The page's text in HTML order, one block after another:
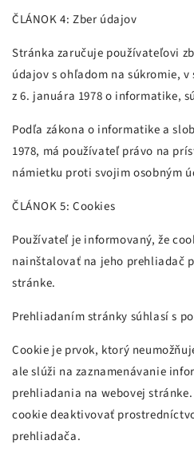
ČLÁNOK 4: Zber údajov
Stránka zaručuje používateľovi
údajov s ohľadom na súkromie, v
z 6. januára 1978 o informatike,
Podľa zákona o informatike a
1978, má používateľ právo na
námietku proti svojim osobným
ČLÁNOK 5: Cookies
Používateľ je informovaný, že
nainštalovať na jeho prehliadač
stránke.
Prehliadaním stránky súhlasí s
Cookie je prvok, ktorý
ale slúži na zaznamenávanie
prehliadania na webovej
cookie deaktivovať
prehliadača.